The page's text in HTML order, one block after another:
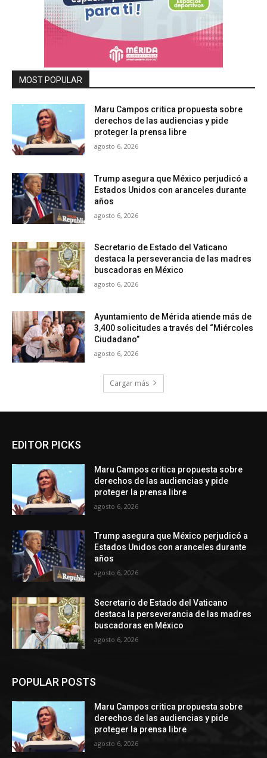
MOST POPULAR
Maru Campos critica propuesta sobre
derechos de las audiencias y pide
proteger la prensa libre
agosto 6, 2026
Trump asegura que México perjudicó a
Estados Unidos con aranceles durante
años
agosto 6, 2026
Secretario de Estado del Vaticano
destaca la perseverancia de las madres
buscadoras en México
agosto 6, 2026
Ayuntamiento de Mérida atiende más de
3,400 solicitudes a través del “Miércoles
Ciudadano”
agosto 6, 2026
Cargar más
EDITOR PICKS
Maru Campos critica propuesta sobre
derechos de las audiencias y pide
proteger la prensa libre
agosto 6, 2026
Trump asegura que México perjudicó a
Estados Unidos con aranceles durante
años
agosto 6, 2026
Secretario de Estado del Vaticano
destaca la perseverancia de las madres
buscadoras en México
agosto 6, 2026
POPULAR POSTS
Maru Campos critica propuesta sobre
derechos de las audiencias y pide
proteger la prensa libre
agosto 6, 2026